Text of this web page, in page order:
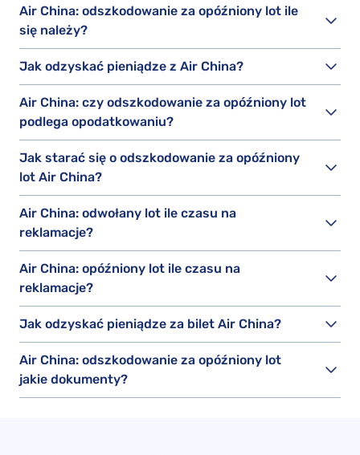
Air China: odszkodowanie za opóźniony lot ile
się należy?
Jak odzyskać pieniądze z Air China?
Air China: czy odszkodowanie za opóźniony lot
podlega opodatkowaniu?
Jak starać się o odszkodowanie za opóźniony
lot Air China?
Air China: odwołany lot ile czasu na
reklamacje?
Air China: opóźniony lot ile czasu na
reklamacje?
Jak odzyskać pieniądze za bilet Air China?
Air China: odszkodowanie za opóźniony lot
jakie dokumenty?